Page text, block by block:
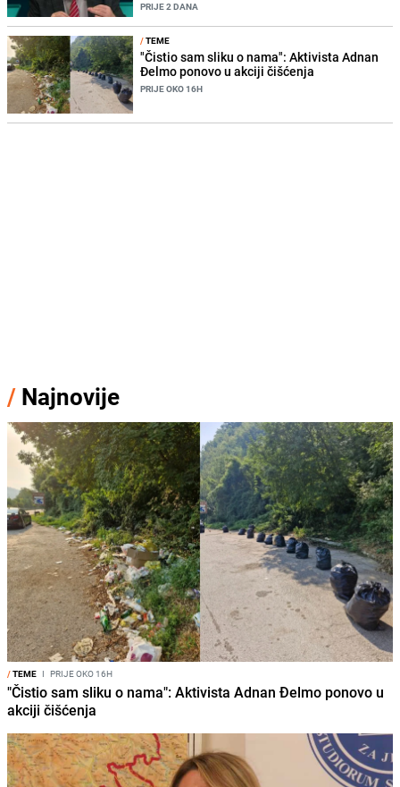
PRIJE 2 DANA
/TEME
"Čistio sam sliku o nama": Aktivista Adnan
Đelmo ponovo u akciji čišćenja
PRIJE OKO 16H
/ Najnovije
/TEME I PRIJE OKO 16H
"Čistio sam sliku o nama": Aktivista Adnan Đelmo ponovo u
akciji čišćenja